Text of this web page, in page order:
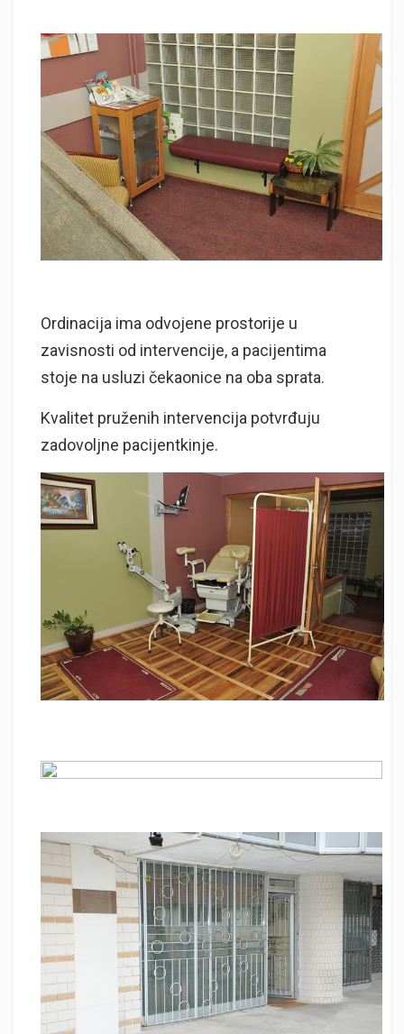
Ordinacija ima odvojene prostorije u
zavisnosti od intervencije, a pacijentima
stoje na usluzi čekaonice na oba sprata.
Kvalitet pruženih intervencija potvrđuju
zadovoljne pacijentkinje.